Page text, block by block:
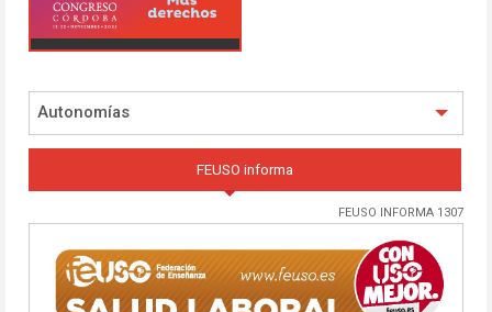
Autonomías
FEUSO informa
FEUSO INFORMA 1307